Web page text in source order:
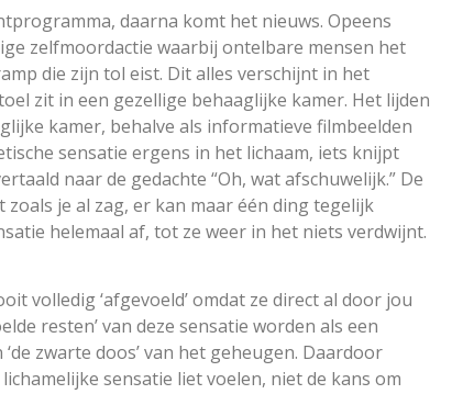
daarna komt het nieuws. Opeens
zelfmoordactie waarbij ontelbare mensen het
die zijn tol eist. Dit alles verschijnt in het
zit in een gezellige behaaglijke kamer. Het lijden
kamer, behalve als informatieve filmbeelden
sensatie ergens in het lichaam, iets knijpt
naar de gedachte “Oh, wat afschuwelijk.” De
je al zag, er kan maar één ding tegelijk
helemaal af, tot ze weer in het niets verdwijnt.
volledig ‘afgevoeld’ omdat ze direct al door jou
resten’ van deze sensatie worden als een
zwarte doos’ van het geheugen. Daardoor
sensatie liet voelen, niet de kans om